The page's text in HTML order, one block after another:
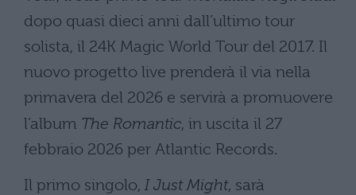
dopo quasi dieci anni dall’ultimo tour
solista, il 24K Magic World Tour del 2017. Il
nuovo progetto live prenderà il via nella
primavera del 2026 e servirà a promuovere
l’album The Romantic, in uscita il 27
febbraio 2026 per Atlantic Records.
Il primo singolo, I Just Might, sarà